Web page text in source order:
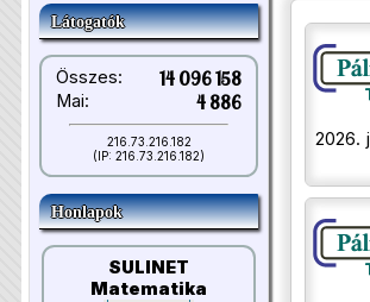
Látogatók
Összes: 14 096 158
Mai: 4 886
216.73.216.182
(IP: 216.73.216.182)
Honlapok
SULINET
Matematika
2026.